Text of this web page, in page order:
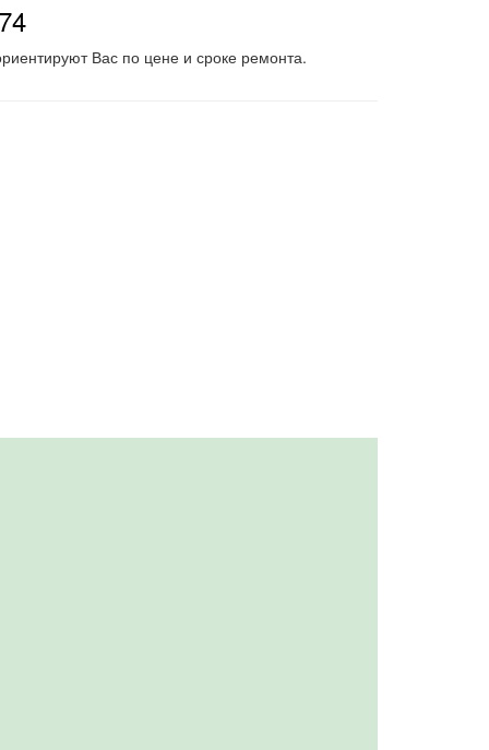
Вас по цене и сроке ремонта.